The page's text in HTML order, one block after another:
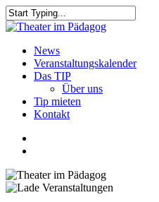
Skip
to
content
Close
search
Menu
News
Veranstaltungskalender
Das TIP
Über uns
Tip mieten
Kontakt